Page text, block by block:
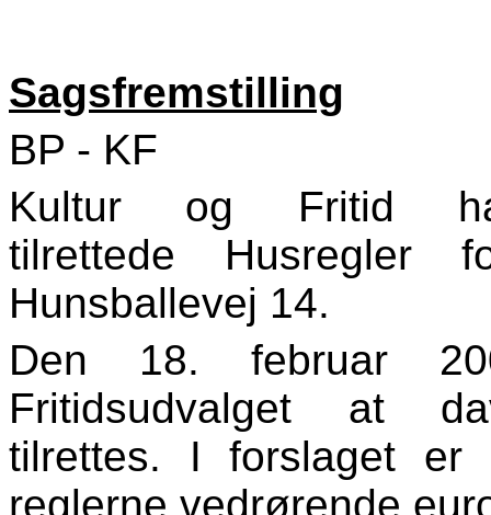
Sagsfremstilling
BP - KF
Kultur og Fritid
tilrettede Husreglerfor
Hunsballevej 14.
Den 18. februar
Fritidsudvalget at
tilrettes. I forslaget
reglerne vedrørende